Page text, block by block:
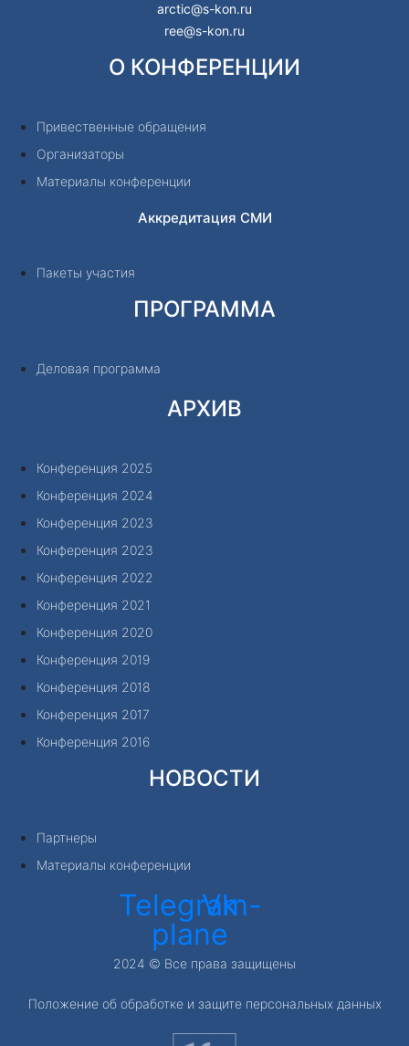
arctic@s-kon.ru
ree@s-kon.ru
О КОНФЕРЕНЦИИ
Привественные обращения
Организаторы
Материалы конференции
Аккредитация СМИ
Пакеты участия
ПРОГРАММА
Деловая программа
АРХИВ
Конференция 2025
Конференция 2024
Конференция 2023
Конференция 2023
Конференция 2022
Конференция 2021
Конференция 2020
Конференция 2019
Конференция 2018
Конференция 2017
Конференция 2016
НОВОСТИ
Партнеры
Материалы конференции
Telegram-
plane
Vk
2024 © Все права защищены
Положение об обработке и защите персональных данных